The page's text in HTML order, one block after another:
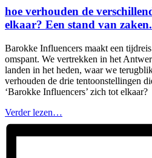
hoe verhouden de
elkaar? Een stand van zaken.
Barokke Influencers maakt een
omspant. We vertrekken in het
landen in het heden, waar we
verhouden de drie tentoonstellingen
‘Barokke Influencers’ zich tot elkaar?
Verder lezen…